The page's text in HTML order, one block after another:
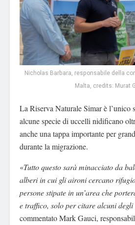
Nicholas Barbara, responsabile della
Malta, credits: Murat
La Riserva Naturale Simar è l’unico
alcune specie di uccelli nidificano
anche una tappa importante per
durante la migrazione.
«Tutto questo sarà minacciato da
alberi in cui gli aironi cercano
persone stipate in un’area che
e traffico, solo per citare alcuni
commentato Mark Gauci,